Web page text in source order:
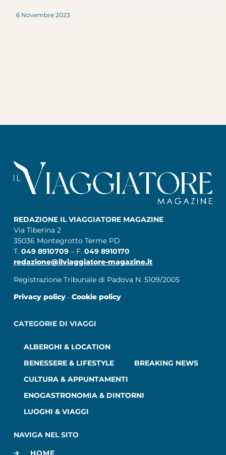
6 Novembre 2023
REDAZIONE IL VIAGGIATORE MAGAZINE
Via Tiberina 2
35036 Montegrotto Terme PD
T. 049 8910709 – F. 049 8910170
redazione@ilviaggiatore-magazine.it
Registrazione Tribunale di Padova N. 5109/2005
Privacy policy– Cookie policy
CATEGORIE DI VIAGGI
ALBERGHI & LOCATION
BENESSERE & LIFESTYLE
BREAKING NEWS
CULTURA & APPUNTAMENTI
ENOGASTRONOMIA & DINTORNI
LUOGHI & VIAGGI
NAVIGA NEL SITO
HOME